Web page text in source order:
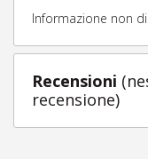
Informazione non
Recensioni
recensione)